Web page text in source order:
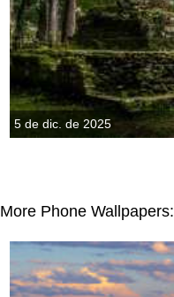
5 de dic. de 2025
More Phone Wallpapers: